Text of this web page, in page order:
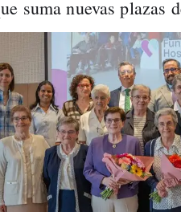
suma nuevas plazas